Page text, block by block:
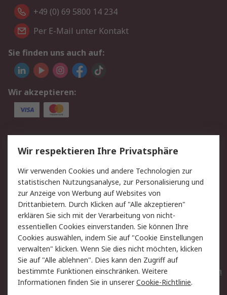
+49 (0) 69 5800 14 234
Per E-Mail unter Kontakt
Sie finden uns auch auf:
Wir akzeptieren:
Service
Value Added Services
Lieferlösungen
Rücksendungen
Kontakt
Hilfe
Privatkunden
Rechtliches
AGB
Datenschutz
Cookie-Richtlinie
Zahlungsbedingungen
Copyright/Impressum
Entsorgung
Elektrogeräte/Batterien
Wir respektieren Ihre Privatsphäre
Wir verwenden Cookies und andere Technologien zur
statistischen Nutzungsanalyse, zur Personalisierung und
zur Anzeige von Werbung auf Websites von
Drittanbietern. Durch Klicken auf "Alle akzeptieren"
erklären Sie sich mit der Verarbeitung von nicht-
essentiellen Cookies einverstanden. Sie können Ihre
Cookies auswählen, indem Sie auf "Cookie Einstellungen
verwalten" klicken. Wenn Sie dies nicht möchten, klicken
Sie auf "Alle ablehnen". Dies kann den Zugriff auf
bestimmte Funktionen einschränken. Weitere
Informationen finden Sie in unsererCookie-Richtlinie.